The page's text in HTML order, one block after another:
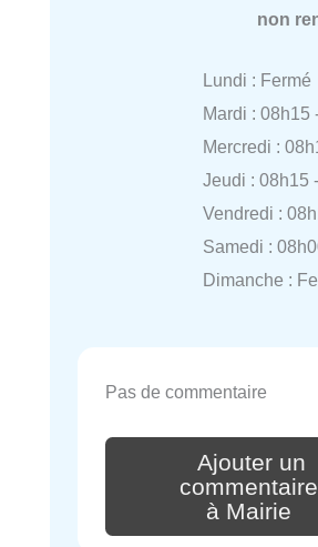
non
Lundi : Fermé
Mardi : 08h15
Mercredi :
Jeudi : 08h15
Vendredi :
Samedi :
Dimanche :
Pas de commentaire
Ajouter un
commentaire
à Mairie